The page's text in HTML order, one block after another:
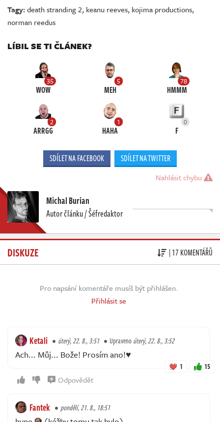
Tagy:death stranding 2, keanu reeves, kojima productions,
norman reedus
LÍBIL SE TI ČLÁNEK?
35
WOW
5
MEH
78
HMMM
2
ARRGG
1
HAHA
0
F
SDÍLET NA FACEBOOK SDÍLET NA TWITTER
Nahlásit chybu
Michal Burian
Autor článku / Šéfredaktor
DISKUZE | 17 KOMENTÁŘŮ
Pro napsání komentáře musíš být přihlášen.
Přihlásit se
Ketali úterý, 22. 8., 3:51 Upravenoúterý, 22. 8., 3:52
Ach... Můj... Bože! Prosím ano!♥️
1 15
Odpovědět
Fantek pondělí, 21. 8., 18:51